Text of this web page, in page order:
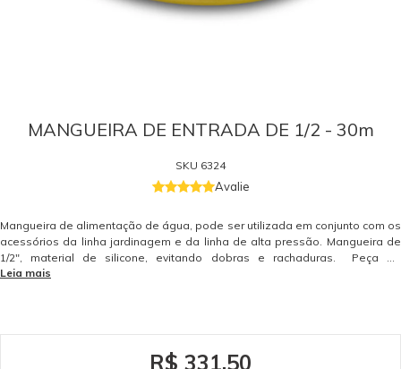
MANGUEIRA DE ENTRADA DE 1/2 - 30m
SKU 6324
Avalie
Mangueira de alimentação de água, pode ser utilizada em conjunto com os
acessórios da linha jardinagem e da linha de alta pressão. Mangueira de
1/2", material de silicone, evitando dobras e rachaduras. Peça de
reposição original Kärcher. Somente peças originais garantem a qualidade
meses.
Leia mais
R$ 331,50